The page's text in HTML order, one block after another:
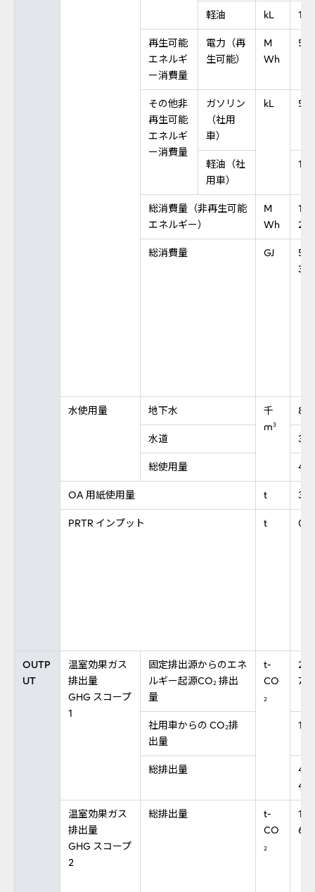
軽油 kL 13
再生可能
エネルギ
ー消費量
電力（再
生可能）
M
Wh
その他非
再生可能
エネルギ
ー消費量
ガソリン
（社用
車）
kL 518
軽油（社
用車）
10
総消費量（非再生可能
エネルギー）
M
Wh
23
総消費量 GJ
36
水使用量 地下水
千
m3
86
水道 366
総使用量 452
OA 用紙使用量 t 30
PRTR インプット t 0
OUTP
UT
温室効果ガス
排出量
GHG スコープ
1
固定排出源からのエネ
ルギー起源CO2 排出
量
t-
CO
2
7
社用車からの CO2排
出量
総排出量
4
温室効果ガス
排出量
GHG スコープ
2
総排出量
t-
CO
2
6